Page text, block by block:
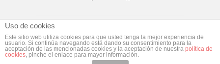
© ebym. Todos los derechos reservados.Aviso
Legal
Desarrollado pormorgan media
Uso de cookies
Este sitio web utiliza cookies para que usted tenga la mejor experiencia de
usuario. Si continúa navegando está dando su consentimiento para la
aceptación de las mencionadas cookies y la aceptación de nuestra política de
cookies, pinche el enlace para mayor información.